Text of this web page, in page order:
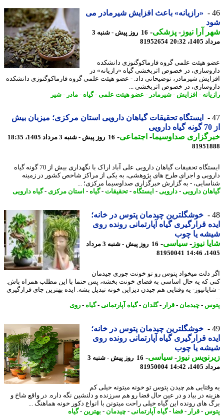
«رازیانه» باعث افزایش شیرمادر می
آرا نیوز-پزشکی-
16 روز پیش - شنبه 3
20:32
81952654
هیئت علمی گروه فارماکوگنوزی دانشکده
در خصوص اثربخشی گیاه «رازیانه» در
شیرمادر، توضیحاتی داد. - عضو هیئت علمی گروه فارماکوگنوزی دانشکده
در خصوص اثربخشی ...
-افزایش -شیرمادر -عضو هیئت علمی-گیاه-مادر -شیر
ایستگاه تحقیقات گیاهان دارویی استان مرکزی؛ میزبان بیش
صداوسیما-اجتماعی-16 روز پیش - شنبه 3 مرداد 1405، 18:35
ایستگاه تحقیقات گیاهان دارویی علی آباد اراک با نگهداری بیش از 70 گونه گیاه
و اجرای طرح های پژوهشی، به یکی از مراکز شاخص کشور در زمینه
- به گزارش خبرگزاری صداوسیما مرکزی؛ ...
دارویی -دارویی -ایستگاه-تحقیقات-گیاه-استان مرکزی - گیاه دارویی
خوشگلترین چیدمان پتوس در خانه؛
قرارگیری گیاه آپارتمانی رونده روی
یا چوب
نیوز-سیاسی-
16 روز پیش - شنبه 3 مرداد
81950041
دلت میخواد پتوس رو تو خونت جوری چیدمان
که یه حال اساسی به فضای خونت بخشه، پس حتما با این مطلب همراه باش.
یه وقتایی هم چیدن دیزاین خونه تبدیل بشه. ایده بهترین جای قرارگیری
-چیدمان-قرار - گلدان- گیاه آپارتمانی-گیاه-روی
خوشگلترین چیدمان پتوس در خانه؛
قرارگیری گیاه آپارتمانی رونده روی
یا چوب
نیوز-سیاسی-
16 روز پیش - شنبه 3
14:42
81950004
هم چیدن پتوس تو خونه میتونه خیلی کم
در بیاد و در عین حال فضا رو هم سرزنده و دلنشین نگه داره. در واقع شاخ و
های رونده این گیاه خیلی راحت میتونن با انواع دکور خونه هماهنگ ...
-قرار - فضا -گیاه آپارتمانی-چیدمان-بهترین- گیاه